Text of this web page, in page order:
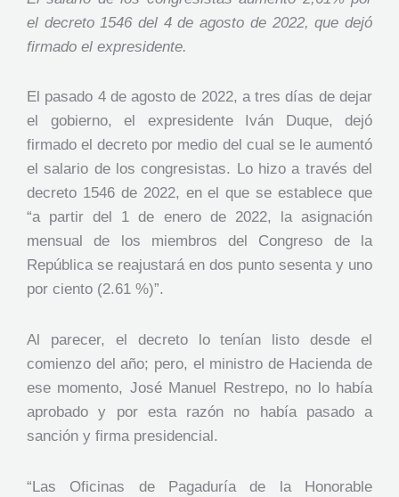
el decreto 1546 del 4 de agosto de 2022, que dejó
firmado el expresidente.
El pasado 4 de agosto de 2022, a tres días de dejar
el gobierno, el expresidente Iván Duque, dejó
firmado el decreto por medio del cual se le aumentó
el salario de los congresistas. Lo hizo a través del
decreto 1546 de 2022, en el que se establece que
“a partir del 1 de enero de 2022, la asignación
mensual de los miembros del Congreso de la
República se reajustará en dos punto sesenta y uno
por ciento (2.61 %)”.
Al parecer, el decreto lo tenían listo desde el
comienzo del año; pero, el ministro de Hacienda de
ese momento, José Manuel Restrepo, no lo había
aprobado y por esta razón no había pasado a
sanción y firma presidencial.
“Las Oficinas de Pagaduría de la Honorable